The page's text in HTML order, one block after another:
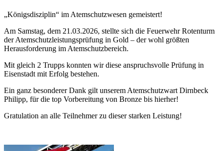
„Königsdisziplin“ im Atemschutzwesen gemeistert!
Am Samstag, dem 21.03.2026, stellte sich die Feuerwehr Rotenturm
der Atemschutzleistungsprüfung in Gold – der wohl größten
Herausforderung im Atemschutzbereich.
Mit gleich 2 Trupps konnten wir diese anspruchsvolle Prüfung in
Eisenstadt mit Erfolg bestehen.
Ein ganz besonderer Dank gilt unserem Atemschutzwart Dirnbeck
Philipp, für die top Vorbereitung von Bronze bis hierher!
Gratulation an alle Teilnehmer zu dieser starken Leistung!